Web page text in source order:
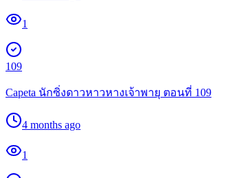
1
109
Capeta นักซิ่งดาวหาวหางเจ้าพายุ ตอนที่ 109
4 months ago
1